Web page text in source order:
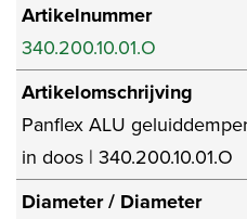
Artikelnummer
340.200.10.01.O
Artikelomschrijving
Panflex ALU
in doos | 340.200.10.01.O
Diameter / Diameter